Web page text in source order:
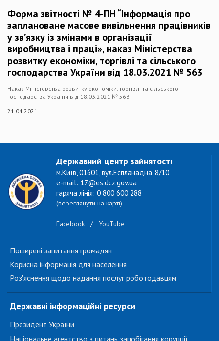
Форма звітності № 4-ПН “Інформація про
заплановане масове вивільнення працівників
у зв’язку із змінами в організації
виробництва і праці», наказ Міністерства
розвитку економіки, торгівлі та сільського
господарства України від 18.03.2021 № 563
Наказ Міністерства розвитку економіки, торгівлі та сільського
господарства України від 18.03.2021 № 563
21.04.2021
Державний центр зайнятості
м.Київ, 01601, вул.Еспланадна, 8/10
e-mail: 17@es.dcz.gov.ua
гаряча лінія: 0 800 600 288
(переглянути на карті)
Facebook / YouTube
Поширені запитання громадян
Корисна інформація для населення
Роз'яснення щодо надання послуг роботодавцям
Державні інформаційні ресурси
Президент України
Національне агентство з питань запобігання корупції